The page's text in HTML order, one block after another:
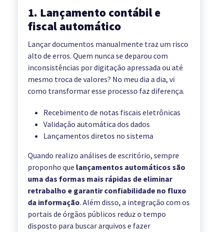
1. Lançamento contábil e
fiscal automático
Lançar documentos manualmente traz um risco
alto de erros. Quem nunca se deparou com
inconsistências por digitação apressada ou até
mesmo troca de valores? No meu dia a dia, vi
como transformar esse processo faz diferença.
Recebimento de notas fiscais eletrônicas
Validação automática dos dados
Lançamentos diretos no sistema
Quando realizo análises de escritório, sempre
proponho que lançamentos automáticos são
uma das formas mais rápidas de eliminar
retrabalho e garantir confiabilidade no fluxo
da informação. Além disso, a integração com os
portais de órgãos públicos reduz o tempo
disposto para buscar arquivos e fazer